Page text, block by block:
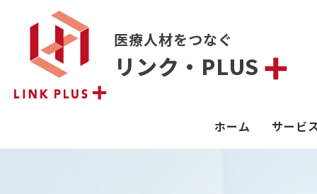
医療人材をつなぐ
リンク・PLUS
ホーム サービ